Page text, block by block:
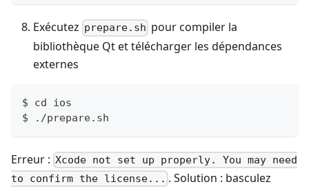
Exécutez prepare.sh pour compiler la
bibliothèque Qt et télécharger les dépendances
externes
$ cd ios
$ ./prepare.sh
Erreur : Xcode not set up properly. You may need
to confirm the license... . Solution : basculez